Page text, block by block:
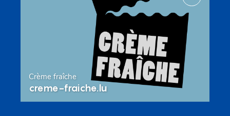
Crème fraîche
creme-fraiche.lu